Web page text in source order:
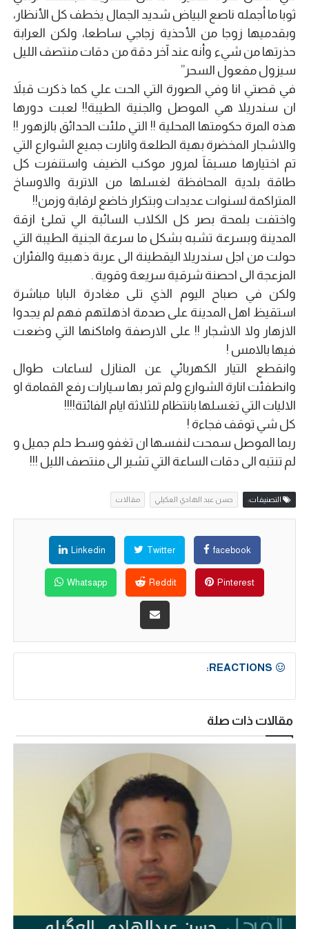
ثوبا ما أجمله ناصع البياض شديد الجمال يخطف كل الأنظار،
وبقدميها زوجا من الأحذية زجاجي ساطعا، ولكن العرابة
حذرتها من شيء وأنه عند آخر دقة من دقات منتصف الليل
سيزول مفعول السحر”
في قصتي انا وفي الصورة التي الحت علي كما ذكرت قبلاَ
ان سندريلا هي الموصل والجنية الطيبة!! لعبت دورها
هذه المرة حكومتها المحلية !! التي ملئت الحدائق بالزهور !!
والاشجار المخضرة بهية الطلعة وانارت جميع الشوارع التي
تم اختيارها مسبقاَ لمرور موكب الضيف واستنفرت كل
طاقة بلدية المحافظة لغسلها من الاتربة والاوساخ
المتراكمة لسنوات عديدات وبتكرار خاضع لرقابة وزمن!!
واختفت بلمحة بصر كل الكلاب السائبة الي تملئ ازقة
المدينة وبسرعة تشبه بشكل ما سرعة الجنية الطيبة التي
حولت من اجل سندريلا اليقطينة الى عربة ذهبية والفئران
المزعجة الى احصنة شرقية سريعة وقوية .
ولكن في صباح اليوم الذي تلى مغادرة البابا مباشرة
استقيظ اهل المدينة على صدمة اذهلتهم فهم لم يجدوا
الازهار ولا الاشجار !! على الارصفة واماكنها التي وضعت
فيها بالامس !
وانقطع التيار الكهربائي عن المنازل لساعات طوال
وانطفئت انارة الشوارع ولم تمر بها سيارات رفع القمامة او
الاليات التي تغسلها بانتظام للثلاثة ايام الفائتة!!!!
كل شي توقف فجاءة !
ربما الموصل سمحت لنفسها ان تغفو وسط حلم جميل و
لم تنتبه الى دقات الساعة التي تشير الى منتصف الليل !!!
التصنيفات: حسن عبد الهادي العكيلي مقالات
facebook
Twitter
Linkedin
Pinterest
Reddit
Whatsapp
REACTIONS:
مقالات ذات صلة